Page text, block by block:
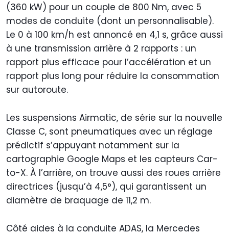
(360 kW) pour un couple de 800 Nm, avec 5
modes de conduite (dont un personnalisable).
Le 0 à 100 km/h est annoncé en 4,1 s, grâce aussi
à une transmission arrière à 2 rapports : un
rapport plus efficace pour l’accélération et un
rapport plus long pour réduire la consommation
sur autoroute.
Les suspensions Airmatic, de série sur la nouvelle
Classe C, sont pneumatiques avec un réglage
prédictif s’appuyant notamment sur la
cartographie Google Maps et les capteurs Car-
to-X. À l’arrière, on trouve aussi des roues arrière
directrices (jusqu’à 4,5°), qui garantissent un
diamètre de braquage de 11,2 m.
Côté aides à la conduite ADAS, la Mercedes